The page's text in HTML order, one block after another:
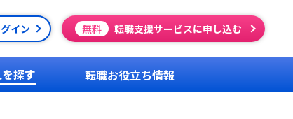
イン 無料 転職支援サービスに申し込む
探す 転職お役立ち情報